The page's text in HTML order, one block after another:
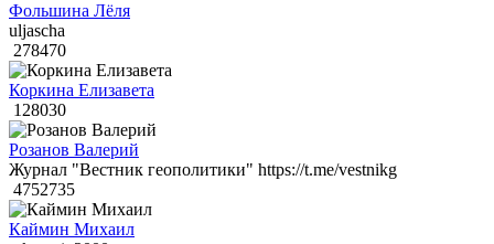
Фольшина Лёля
uljascha
278470
Коркина Елизавета
128030
Розанов Валерий
Журнал "Вестник геополитики" https://t.me/vestnikg
4752735
Каймин Михаил